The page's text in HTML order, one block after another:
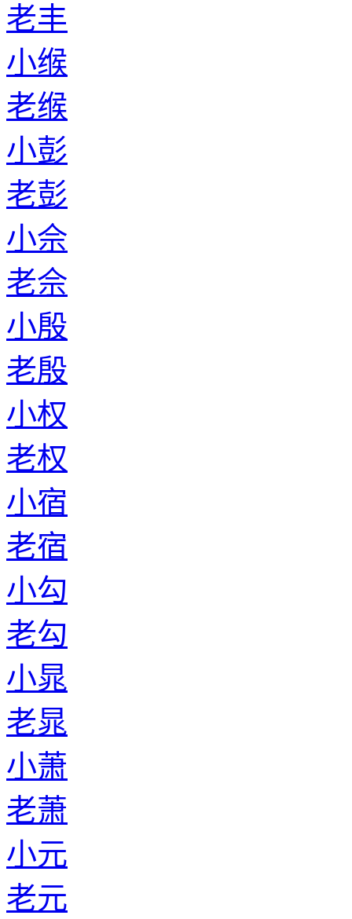
老丰
小缑
老缑
小彭
老彭
小佘
老佘
小殷
老殷
小权
老权
小宿
老宿
小勾
老勾
小晁
老晁
小萧
老萧
小元
老元